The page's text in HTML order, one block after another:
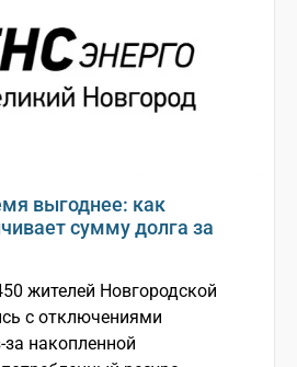
выгоднее: как
сумму долга за
жителей Новгородской
с отключениями
за накопленной